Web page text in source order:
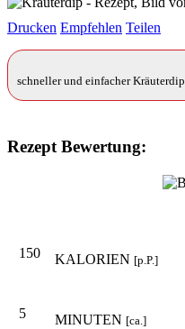
Drucken Empfehlen Teilen
schneller und einfacher Kräuterdip
Rezept Bewertung:
150 KALORIEN [p.P.]
5 MINUTEN [ca.]